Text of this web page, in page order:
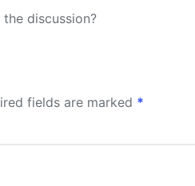
discussion?
fields are marked *